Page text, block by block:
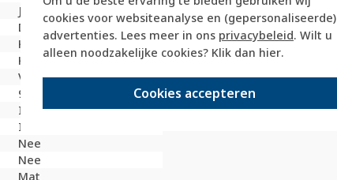
cookies voor websiteanalyse en (gepersonaliseerde)
advertenties. Lees meer in ons privacybeleid. Wilt u
alleen noodzakelijke cookies? Klik dan hier.
Cookies accepteren
Ja
Duroplast
Kunststof
Klembevestiging
Verticaal
9010
IK02
IP20
Nee
Nee
Mat